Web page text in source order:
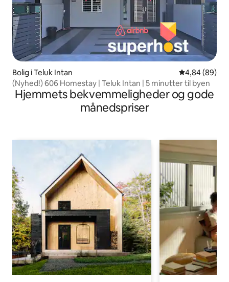
Bolig i Teluk Intan 4,84 ud af 5 i
4,84 (89)
(Nyhed!) 606 Homestay | Teluk Intan | 5 minutter til byen
Hjemmets bekvemmeligheder og gode
månedspriser